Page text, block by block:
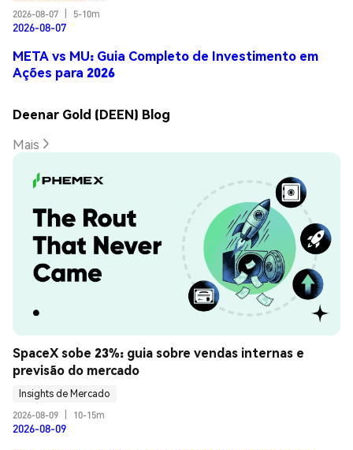
2026-08-07
5-10m
2026-08-07
META vs MU: Guia Completo de Investimento em
Ações para 2026
Deenar Gold (DEEN) Blog
Mais
SpaceX sobe 23%: guia sobre vendas internas e
previsão do mercado
Insights de Mercado
2026-08-09
10-15m
2026-08-09